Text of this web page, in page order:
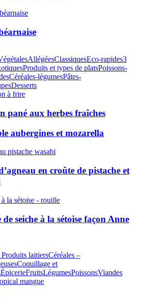
AllégéesClassiquesEco-rapides3
Produits et types de platsPoissons-
Céréales-légumesPâtes-
Desserts
pané aux herbes fraîches
aubergines et mozarella
en croûte de pistache et
seiche à la sétoise façon Anne
laitiersCéréales –
Coquillage et
ÉpicerieFruitsLégumesPoissonsViandes